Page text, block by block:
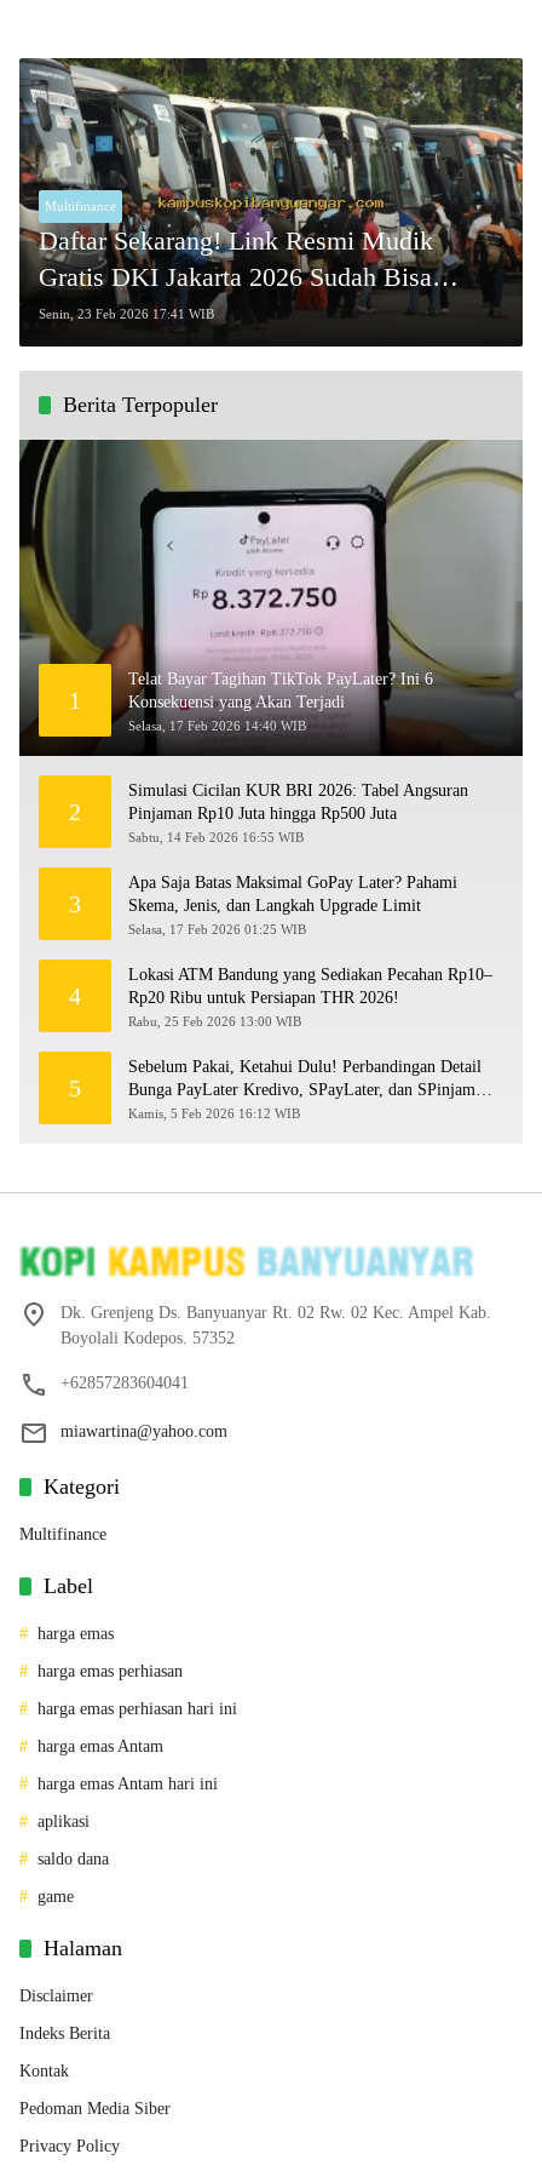
Multifinance
Daftar Sekarang! Link Resmi Mudik
Gratis DKI Jakarta 2026 Sudah Bisa
Diakses!
Senin, 23 Feb 2026 17:41 WIB
Berita Terpopuler
1
Telat Bayar Tagihan TikTok PayLater? Ini 6
Konsekuensi yang Akan Terjadi
Selasa, 17 Feb 2026 14:40 WIB
2
Simulasi Cicilan KUR BRI 2026: Tabel Angsuran
Pinjaman Rp10 Juta hingga Rp500 Juta
Sabtu, 14 Feb 2026 16:55 WIB
3
Apa Saja Batas Maksimal GoPay Later? Pahami
Skema, Jenis, dan Langkah Upgrade Limit
Selasa, 17 Feb 2026 01:25 WIB
4
Lokasi ATM Bandung yang Sediakan Pecahan Rp10–
Rp20 Ribu untuk Persiapan THR 2026!
Rabu, 25 Feb 2026 13:00 WIB
5
Sebelum Pakai, Ketahui Dulu! Perbandingan Detail
Bunga PayLater Kredivo, SPayLater, dan SPinjam
2026
Kamis, 5 Feb 2026 16:12 WIB
Dk. Grenjeng Ds. Banyuanyar Rt. 02 Rw. 02 Kec. Ampel Kab.
Boyolali Kodepos. 57352
+62857283604041
miawartina@yahoo.com
Kategori
Multifinance
Label
harga emas
harga emas perhiasan
harga emas perhiasan hari ini
harga emas Antam
harga emas Antam hari ini
aplikasi
saldo dana
game
Halaman
Disclaimer
Indeks Berita
Kontak
Pedoman Media Siber
Privacy Policy